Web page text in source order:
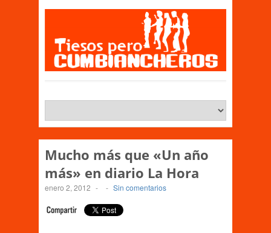
Mucho más que «Un año
más» en diario La Hora
enero 2, 2012 - - Sin comentarios